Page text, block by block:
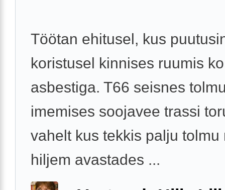
Töötan ehitusel, kus
koristusel kinnises ruumis
asbestiga. T66 seisnes
imemises soojavee trassi
vahelt kus tekkis palju tolmu
hiljem avastades ...